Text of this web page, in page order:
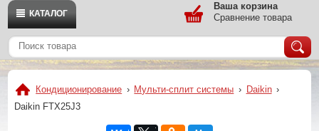
КАТАЛОГ
Ваша корзина
Сравнение товара
Кондиционирование › Мульти-сплит системы › Daikin ›
Daikin FTX25J3